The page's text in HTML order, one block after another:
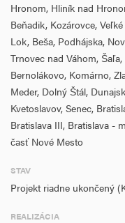
Ďalším cieľom projektu je
IP MPLS siete vytvoriť pre
prostredie, v ktorom budú
rýchlosťami pri
spoľahlivosti toku dát. Na
komunikačná sieť) ŽSR
inováciu primeranú
dopravnej cesty.
dosiahnutie
rast bezpečnosti a
trhu.
Hronom, Hliník nad
Beňadik, Kozárovce,
Lok, Beša, Podhájska,
Trnovec nad Váhom,
Bernolákovo, Komárno,
Meder, Dolný Štál,
Kvetoslavov, Senec,
Bratislava III, Bratislava -
časť Nové Mesto
STAV
Projekt riadne ukončený
REALIZÁCIA